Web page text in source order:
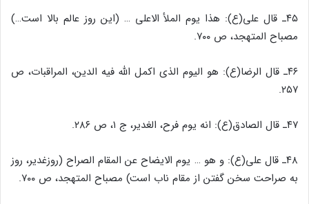
۴۵ـ قال علی(ع): هذا یوم الملأ الاعلی … (این روز عالم بالا است…)
مصباح المتهجد، ص ۷۰۰.
۴۶ـ قال الرضا(ع): هو الیوم الذی اکمل الله فیه الدین، المراقبات، ص
۲۵۷.
۴۷ـ قال الصادق(ع): انه یوم فرح، الغدیر، ج ۱، ص ۲۸۶.
۴۸ـ قال علی(ع): و هو … یوم الایضاح عن المقام الصراح (روزغدیر، روز
به صراحت سخن گفتن از مقام ناب است) مصباح المتهجد، ص ۷۰۰.